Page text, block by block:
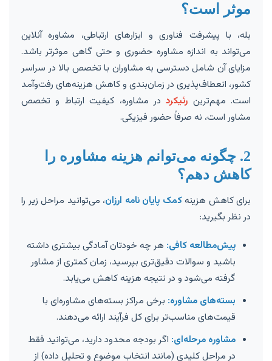
موثر است؟
بله، با پیشرفت فناوری و ابزارهای ارتباطی، مشاوره آنلاین
می‌تواند به اندازه مشاوره حضوری و حتی گاهی موثرتر باشد.
مزایای آن شامل دسترسی به مشاوران با تخصص بالا در سراسر
کشور، انعطاف‌پذیری در زمان‌بندی و کاهش هزینه‌های رفت‌وآمد
است. مهم‌ترین رئیکرددر مشاوره، کیفیت ارتباط و تخصص
مشاور است، نه صرفاً حضور فیزیکی.
2. چگونه می‌توانم هزینه مشاوره را
کاهش دهم؟
برای کاهش هزینهکمک پایان نامه ارزان، می‌توانید مراحل زیر را
در نظر بگیرید:
پیش‌مطالعه کافی: هر چه خودتان آمادگی بیشتری داشته
باشید و سوالات دقیق‌تری بپرسید، زمان کمتری از مشاور
گرفته می‌شود و در نتیجه هزینه کاهش می‌یابد.
بسته‌های مشاوره: برخی مراکز بسته‌های مشاوره‌ای با
قیمت‌های مناسب‌تر برای کل فرآیند ارائه می‌دهند.
مشاوره مرحله‌ای: اگر بودجه محدود دارید، می‌توانید فقط
در مراحل کلیدی (مانند انتخاب موضوع و تحلیل داده) از